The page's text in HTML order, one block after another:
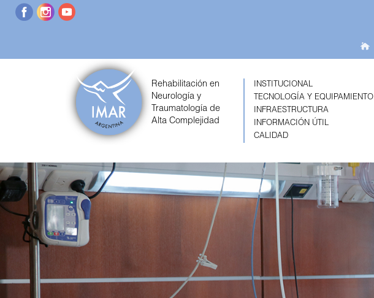
Rehabilitación en
Neurología y
Traumatología de
Alta Complejidad
INSTITUCIONAL
TECNOLOGÍA Y EQUIPAMIENTO
INFRAESTRUCTURA
INFORMACIÓN ÚTIL
CALIDAD
Previous